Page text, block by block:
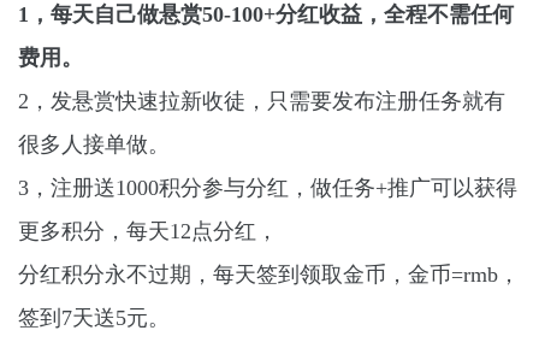
1，每天自己做悬赏50-100+分红收益，全程不需任何
费用。
2，发悬赏快速拉新收徒，只需要发布注册任务就有
很多人接单做。
3，注册送1000积分参与分红，做任务+推广可以获得
更多积分，每天12点分红，
分红积分永不过期，每天签到领取金币，金币=rmb，
签到7天送5元。